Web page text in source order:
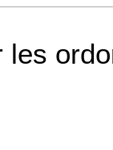
les